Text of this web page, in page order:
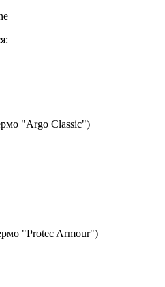
"Argo Classic")
"Protec Armour")